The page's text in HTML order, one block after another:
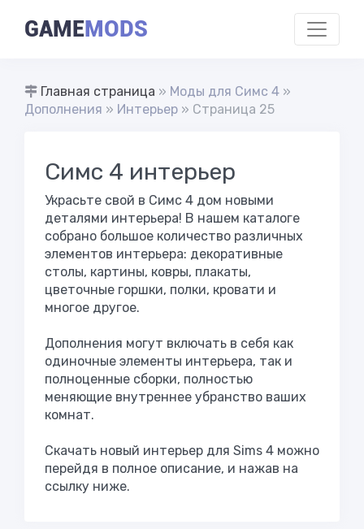
GAMEMODS
Главная страница » Моды для Симс 4 »
Дополнения » Интерьер » Страница 25
Симс 4 интерьер
Украсьте свой в Симс 4 дом новыми
деталями интерьера! В нашем каталоге
собрано большое количество различных
элементов интерьера: декоративные
столы, картины, ковры, плакаты,
цветочные горшки, полки, кровати и
многое другое.
Дополнения могут включать в себя как
одиночные элементы интерьера, так и
полноценные сборки, полностью
меняющие внутреннее убранство ваших
комнат.
Скачать новый интерьер для Sims 4 можно
перейдя в полное описание, и нажав на
ссылку ниже.